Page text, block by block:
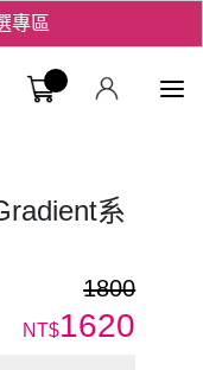
專區
遇！購物
系
1800
NT$1620